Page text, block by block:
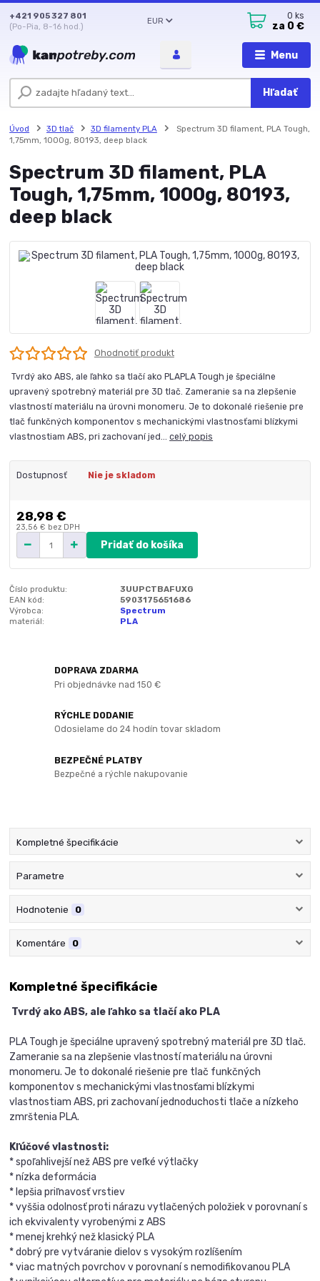
Menu
EUR
Hľadať
+421 905 327 801
(Po-Pia, 8-16 hod.)
0 ks
za 0 €
Úvod 3D tlač 3D filamenty PLA
Spectrum 3D filament, PLA Tough,
1,75mm, 1000g, 80193, deep black
Spectrum 3D filament, PLA
Tough, 1,75mm, 1000g, 80193,
deep black
Ohodnotiť produkt
Tvrdý ako ABS, ale ľahko sa tlačí ako PLAPLA Tough je špeciálne
upravený spotrebný materiál pre 3D tlač. Zameranie sa na zlepšenie
vlastností materiálu na úrovni monomeru. Je to dokonalé riešenie pre
tlač funkčných komponentov s mechanickými vlastnosťami blízkymi
vlastnostiam ABS, pri zachovaní jed...celý popis
Dostupnosť Nie je skladom
28,98 €
23,56 € bez DPH
Pridať do košíka
Číslo produktu:
3UUPCTBAFUXG
EAN kód:
5903175651686
Výrobca:
Spectrum
materiál:
PLA
DOPRAVA ZDARMA
Pri objednávke nad 150 €
RÝCHLE DODANIE
Odosielame do 24 hodín tovar skladom
BEZPEČNÉ PLATBY
Bezpečné a rýchle nakupovanie
Kompletné špecifikácie
Parametre
Hodnotenie 0
Komentáre 0
Kompletné špecifikácie
Tvrdý ako ABS, ale ľahko sa tlačí ako PLA
PLA Tough je špeciálne upravený spotrebný materiál pre 3D tlač.
Zameranie sa na zlepšenie vlastností materiálu na úrovni
monomeru. Je to dokonalé riešenie pre tlač funkčných
komponentov s mechanickými vlastnosťami blízkymi
vlastnostiam ABS, pri zachovaní jednoduchosti tlače a nízkeho
zmrštenia PLA.
Kľúčové vlastnosti:
* spoľahlivejší než ABS pre veľké výtlačky
* nízka deformácia
* lepšia priľnavosť vrstiev
* vyššia odolnosť proti nárazu vytlačených položiek v porovnaní s
ich ekvivalenty vyrobenými z ABS
* menej krehký než klasický PLA
* dobrý pre vytváranie dielov s vysokým rozlíšením
* viac matných povrchov v porovnaní s nemodifikovanou PLA